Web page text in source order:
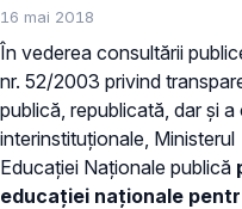
16 mai 2018
În vederea consultării
nr. 52/2003 privind
publică, republicată, dar și
interinstituționale, Ministerul
Educației Naționale publică
educației naționale